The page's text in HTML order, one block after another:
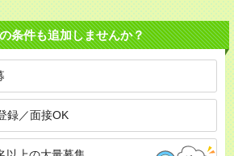
条件も追加しませんか？
録／面接OK